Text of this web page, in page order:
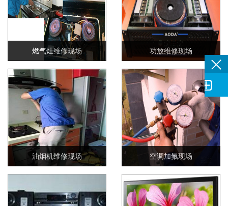
燃气灶维修现场 功放维修现场
油烟机维修现场 空调加氟现场
